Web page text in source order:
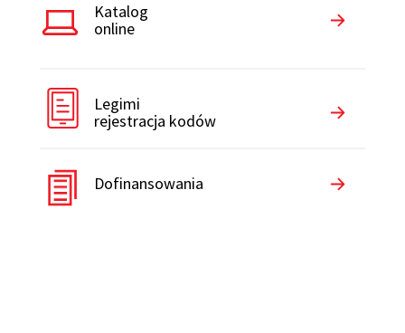
Katalog
online
Legimi
rejestracja kodów
Dofinansowania